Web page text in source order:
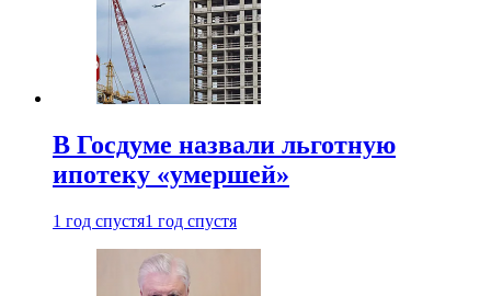
В Госдуме назвали льготную
ипотеку «умершей»
1 год спустя1 год спустя